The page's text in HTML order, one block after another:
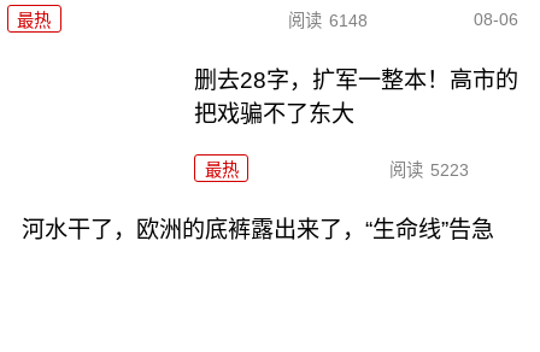
最热 阅读 6148 08-06
删去28字，扩军一整本！高市的
把戏骗不了东大
最热 阅读 5223
河水干了，欧洲的底裤露出来了，“生命线”告急